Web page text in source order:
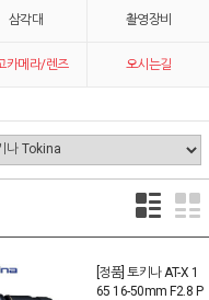
삼각대 촬영장비
카메라/렌즈 오시는길
[정품] 토키나 AT-X 1
65 16-50mm F2.8 P